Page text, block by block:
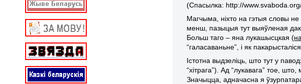
(Спасылка: http://
Магчыма, ніхто на гэтыя словы не
менш, пазыцыя тут выяўленая
Больш таго – яна лукашысцкая (
“галасаваньне”, і як
Істотна выдзеліць, што тут у
“хітрага”). Ад “лукавага” тое,
Значыцца, адначасна я